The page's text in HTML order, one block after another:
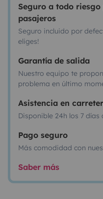
Seguro a todo
pasajeros
Seguro incluido por
eliges!
Garantía de salida
Nuestro equipo te
problema en último
Asistencia en
Disponible 24h los 7 días
Pago seguro
Más comodidad con
Saber más